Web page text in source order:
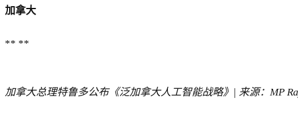
加拿大
** **
加拿大总理特鲁多公布《泛加拿大人工智能战略》| 来源：MP